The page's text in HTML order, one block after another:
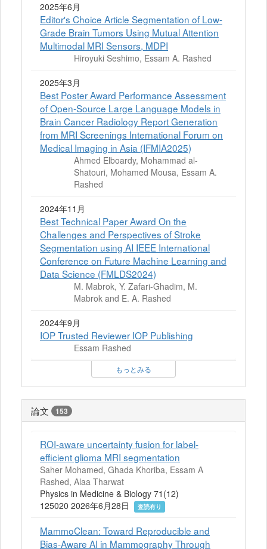
2025年6月
Editor's Choice Article Segmentation of Low-
Grade Brain Tumors Using Mutual Attention
Multimodal MRI Sensors, MDPI
Hiroyuki Seshimo, Essam A. Rashed
2025年3月
Best Poster Award Performance Assessment
of Open-Source Large Language Models in
Brain Cancer Radiology Report Generation
from MRI Screenings International Forum on
Medical Imaging in Asia (IFMIA2025)
Ahmed Elboardy, Mohammad al-
Shatouri, Mohamed Mousa, Essam A.
Rashed
2024年11月
Best Technical Paper Award On the
Challenges and Perspectives of Stroke
Segmentation using AI IEEE International
Conference on Future Machine Learning and
Data Science (FMLDS2024)
M. Mabrok, Y. Zafari-Ghadim, M.
Mabrok and E. A. Rashed
2024年9月
IOP Trusted Reviewer IOP Publishing
Essam Rashed
もっとみる
論文 153
ROI-aware uncertainty fusion for label-
efficient glioma MRI segmentation
Saher Mohamed, Ghada Khoriba, Essam A
Rashed, Alaa Tharwat
Physics in Medicine & Biology 71(12)
125020 2026年6月28日
査読有り
MammoClean: Toward Reproducible and
Bias-Aware AI in Mammography Through